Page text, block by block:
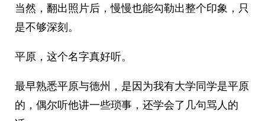
当然，翻出照片后，慢慢也能勾勒出整个印象，只
是不够深刻。
平原，这个名字真好听。
最早熟悉平原与德州，是因为我有大学同学是平原
的，偶尔听他讲一些琐事，还学会了几句骂人的